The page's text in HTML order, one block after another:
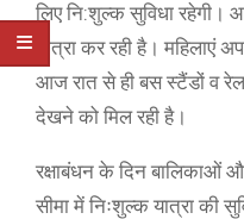
लिए नि:शुल्क सुविधा रहेगी।
यात्रा कर रही है। महिलाएं
आज रात से ही बस स्टैंडों व
देखने को मिल रही है।
रक्षाबंधन के दिन बालिकाओं
सीमा में निःशुल्क यात्रा की